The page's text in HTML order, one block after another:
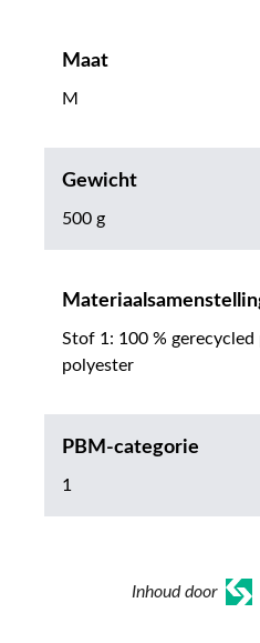
Maat
M
Gewicht
500 g
Stof 1: 100 %
polyester
PBM-categorie
1
Inhoud door